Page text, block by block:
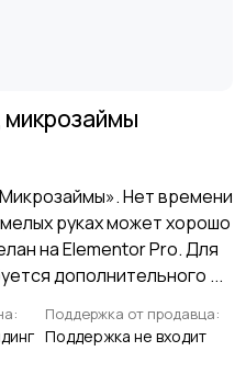
Нет времени
руках может хорошо
на Elementor Pro. Для
дополнительного ...
Поддержка от продавца:
Поддержка не входит